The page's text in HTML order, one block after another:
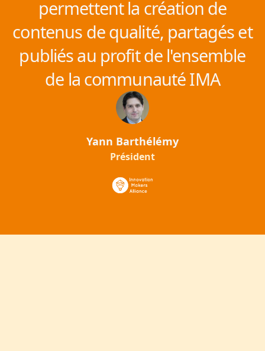
permettent la création de
contenus de qualité, partagés et
publiés au profit de l'ensemble
de la communauté IMA
Yann Barthélémy
Président